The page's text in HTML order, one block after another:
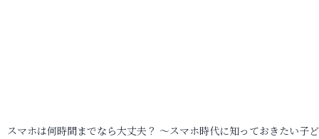
スマホは何時間までなら大丈夫？ ～スマホ時代に知っておきたい子